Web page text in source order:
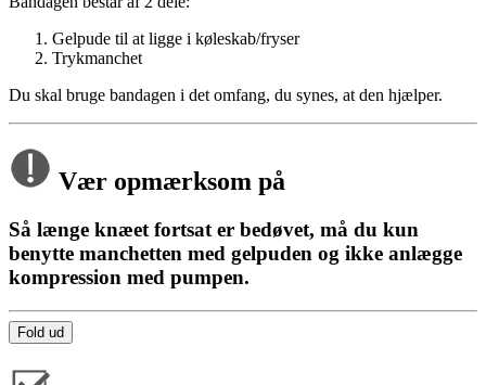
Gelpude til at ligge i køleskab/fryser
Trykmanchet
Du skal bruge bandagen i det omfang, du synes, at den hjælper.
Vær opmærksom på
Så længe knæet fortsat er bedøvet, må du kun
benytte manchetten med gelpuden og ikke anlægge
kompression med pumpen.
Fold ud